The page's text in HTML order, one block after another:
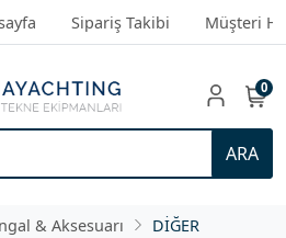
Sipariş Takibi Müşteri
ARA
0
& Aksesuarı DİĞER